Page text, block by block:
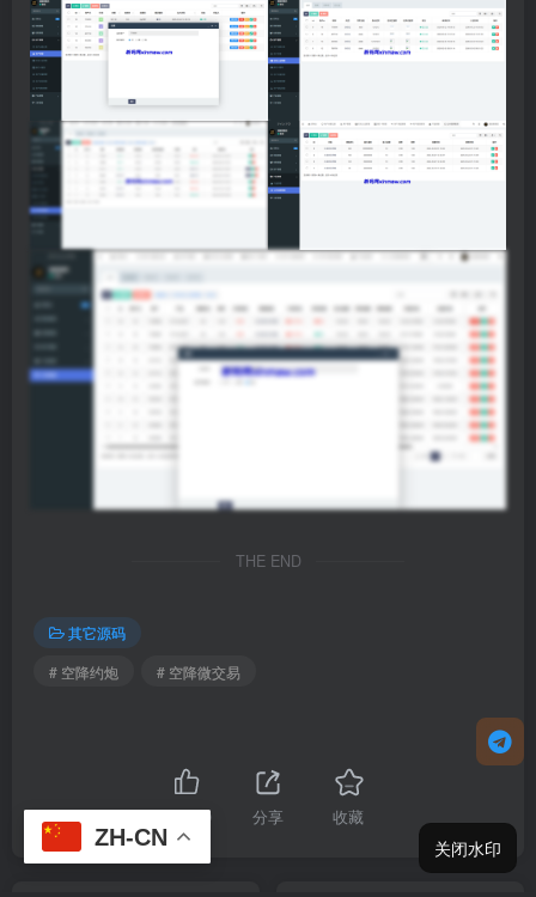
THE END
其它源码
# 空降约炮
# 空降微交易
点赞10 分享 收藏
ZH-CN 关闭水印